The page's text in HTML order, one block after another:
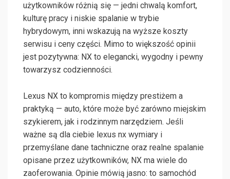
użytkowników różnią się — jedni chwalą komfort,
kulturę pracy i niskie spalanie w trybie
hybrydowym, inni wskazują na wyższe koszty
serwisu i ceny części. Mimo to większość opinii
jest pozytywna: NX to elegancki, wygodny i pewny
towarzysz codzienności.
Lexus NX to kompromis między prestiżem a
praktyką — auto, które może być zarówno miejskim
szykierem, jak i rodzinnym narzędziem. Jeśli
ważne są dla ciebie lexus nx wymiary i
przemyślane dane tachniczne oraz realne spalanie
opisane przez użytkowników, NX ma wiele do
zaoferowania. Opinie mówią jasno: to samochód